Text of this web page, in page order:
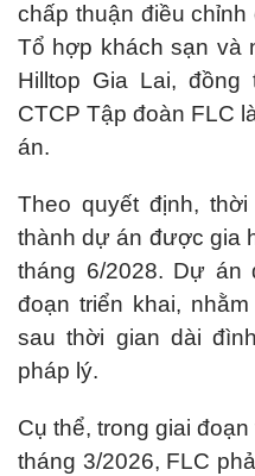
chấp thuận điều
Tổ hợp khách sạn và
Hilltop Gia Lai, đồng
CTCP Tập đoàn FLC
án.
Theo quyết định,
thành dự án được gia
tháng 6/2028. Dự án
đoạn triển khai,
sau thời gian dài
pháp lý.
Cụ thể, trong giai
tháng 3/2026, FLC